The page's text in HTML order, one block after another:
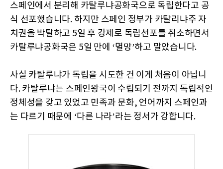
스페인에서 분리해 카탈루냐공화국으로 독립한다고 공
식 선포했습니다. 하지만 스페인 정부가 카탈리냐주 자
치권을 박탈하고 5일 후 강제로 독립선포를 취소하면서
카탈루냐공화국은 5일 만에 ‘멸망’하고 말았습니다.
사실 카탈루냐가 독립을 시도한 건 이게 처음이 아닙니
다. 카탈루냐는 스페인왕국이 수립되기 전까지 독립적인
정체성을 갖고 있었고 민족과 문화, 언어까지 스페인과
는 다르기 때문에 ‘다른 나라’라는 정서가 강합니다.